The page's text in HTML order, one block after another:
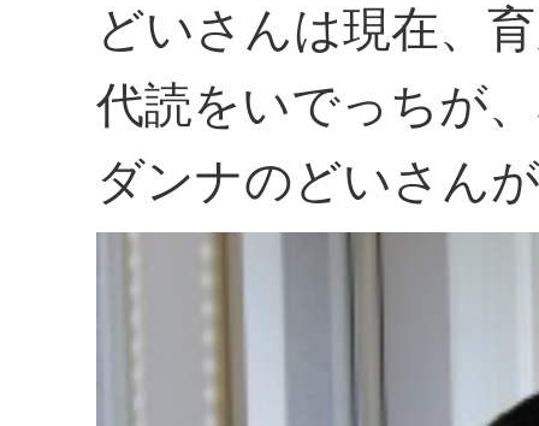
どいさんは現在、
代読をいでっちが
ダンナのどいさん